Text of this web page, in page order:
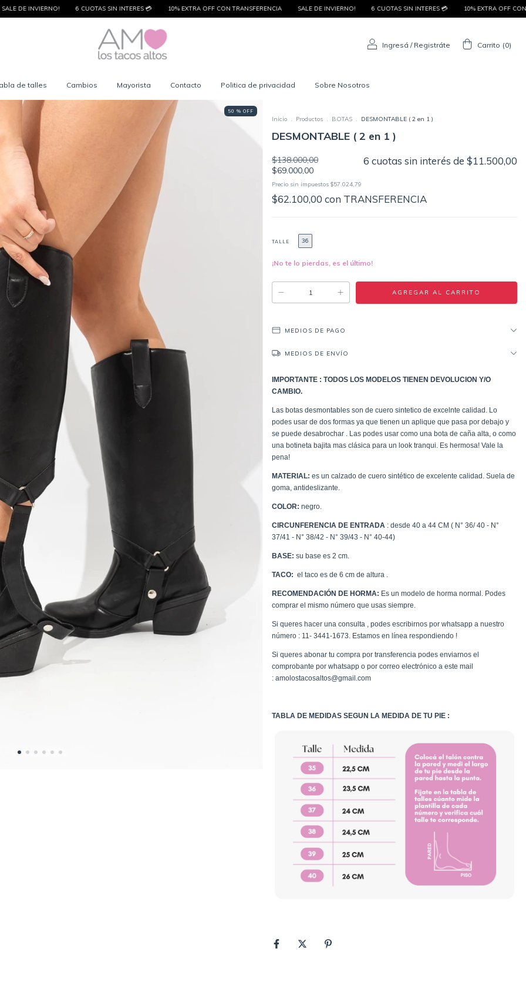
SIN INTERES 💳 10% EXTRA OFF CON TRANSFERENCIA SALE DE INVIERNO! 6 CUOTAS SIN INTERES 💳 10% EXTRA OFF CON TRANSFERENCIA SALE DE
Ingresá / Registráte Carrito (0)
de talles Cambios Mayorista Contacto Politica de privacidad Sobre Nosotros
50 % OFF
Inicio . Productos . BOTAS . DESMONTABLE ( 2 en 1 )
DESMONTABLE ( 2 en 1 )
$138.000,00
$69.000,00
6 cuotas sin interés de $11.500,00
Precio sin impuestos $57.024,79
$62.100,00 con TRANSFERENCIA
TALLE 36
¡No te lo pierdas, es el último!
MEDIOS DE PAGO
MEDIOS DE ENVÍO
IMPORTANTE : TODOS LOS MODELOS TIENEN DEVOLUCION Y/O
CAMBIO.
Las botas desmontables son de cuero sintetico de excelnte calidad. Lo
podes usar de dos formas ya que tienen un aplique que pasa por debajo y
se puede desabrochar . Las podes usar como una bota de caña alta, o como
una botineta bajita mas clásica para un look tranqui. Es hermosa! Vale la
pena!
MATERIAL: es un calzado de cuero sintético de excelente calidad. Suela de
goma, antideslizante.
COLOR: negro.
CIRCUNFERENCIA DE ENTRADA : desde 40 a 44 CM ( N° 36/ 40 - N°
37/41 - N° 38/42 - N° 39/43 - N° 40-44)
BASE: su base es 2 cm.
TACO: el taco es de 6 cm de altura .
RECOMENDACIÓN DE HORMA: Es un modelo de horma normal. Podes
comprar el mismo número que usas siempre.
Si queres hacer una consulta , podes escribirnos por whatsapp a nuestro
número : 11- 3441-1673. Estamos en línea respondiendo !
Si queres abonar tu compra por transferencia podes enviarnos el
comprobante por whatsapp o por correo electrónico a este mail
: amolostacosaltos@gmail.com
TABLA DE MEDIDAS SEGUN LA MEDIDA DE TU PIE :